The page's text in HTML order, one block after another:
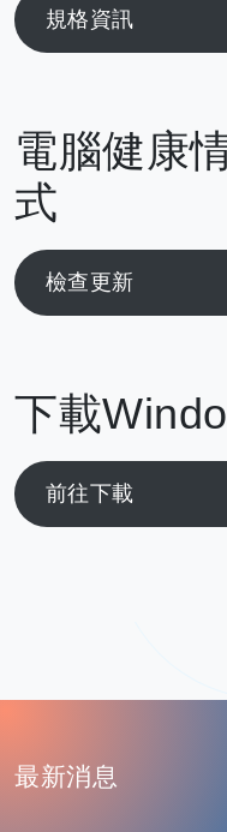
規格資訊
電腦健康
式
檢查更新
下載
前往下載
最新消息